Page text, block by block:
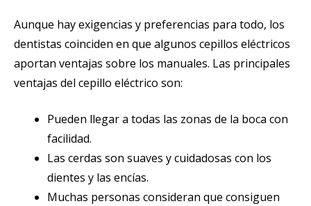
Aunque hay exigencias y preferencias para todo, los
dentistas coinciden en que algunos cepillos eléctricos
aportan ventajas sobre los manuales. Las principales
ventajas del cepillo eléctrico son:
Pueden llegar a todas las zonas de la boca con
facilidad.
Las cerdas son suaves y cuidadosas con los
dientes y las encías.
Muchas personas consideran que consiguen